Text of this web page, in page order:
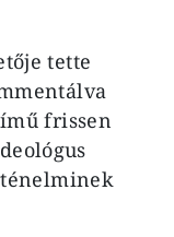
tette
frissen